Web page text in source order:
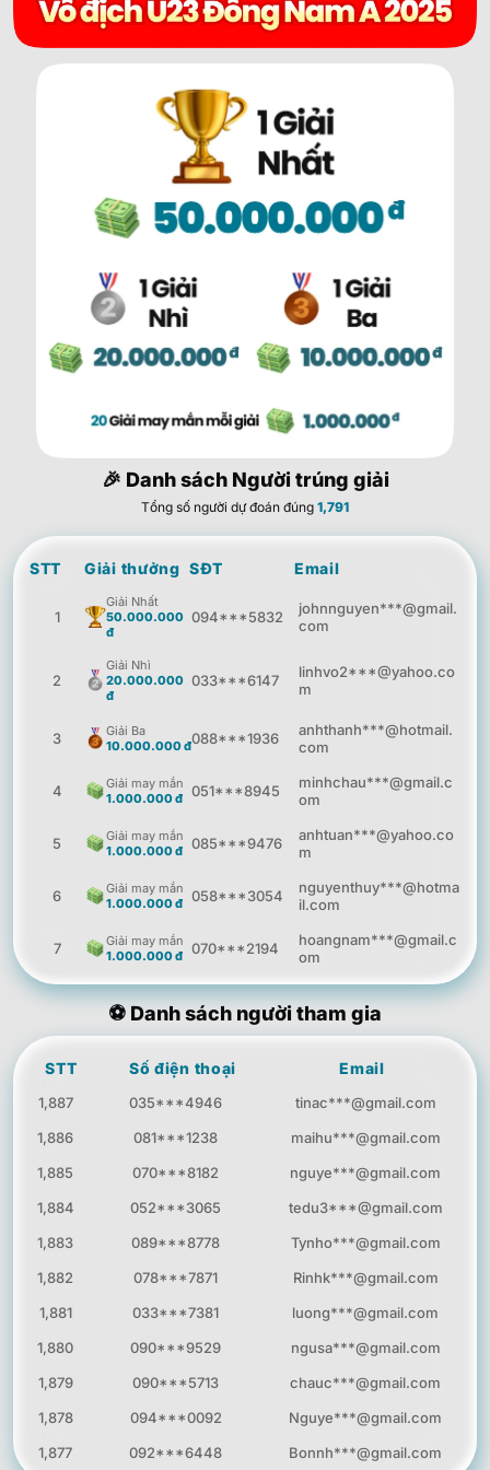
🎉 Danh sách Người trúng giải
Tổng số người dự đoán đúng 1,791
STT Giải thưởng SĐT Email
1
Giải Nhất
50.000.000
đ
094***5832
johnnguyen***@gmail.
com
2
Giải Nhì
20.000.000
đ
033***6147
linhvo2***@yahoo.co
m
3
Giải Ba
10.000.000 đ088***1936
anhthanh***@hotmail.
com
4
Giải may mắn
1.000.000 đ 051***8945
minhchau***@gmail.c
om
5
Giải may mắn
1.000.000 đ 085***9476
anhtuan***@yahoo.co
m
6
Giải may mắn
1.000.000 đ 058***3054
nguyenthuy***@hotma
il.com
7
Giải may mắn
1.000.000 đ 070***2194
hoangnam***@gmail.c
om
8
Giải may mắn
1.000.000 đ
073***1587
thanhhoa***@yahoo.c
om
1.000.000 đ
minhson***@hotmail.c
10
Giải may mắn
1.000.000 đ
097***5681 ducanh***@gmail.com
Giải may mắn
vanhung***@yahoo.co
12
Giải may mắn
1.000.000 đ 094***2159
nguyenquang***@hot
mail.com
Giải may mắn
linhhoa***@gmail.com
14
1.000.000 đ 072***1953
oo.com
Giải may mắn
hongmai***@hotmail.c
16
1.000.000 đ 092***9138
com
Giải may mắn
kimthanh***@yahoo.c
⚽ Danh sách người tham gia
STT Số điện thoại Email
1,887 035***4946
tinac***@gmail.com
1,886
081***1238
maihu***@gmail.com
1,885
070***8182
nguye***@gmail.com
1,884
052***3065
tedu3***@gmail.com
1,883
089***8778
Tynho***@gmail.com
1,882
078***7871
Rinhk***@gmail.com
1,881
033***7381
luong***@gmail.com
1,880
090***9529
ngusa***@gmail.com
1,879
090***5713
chauc***@gmail.com
1,878
094***0092
Nguye***@gmail.com
1,877
092***6448
Bonnh***@gmail.com